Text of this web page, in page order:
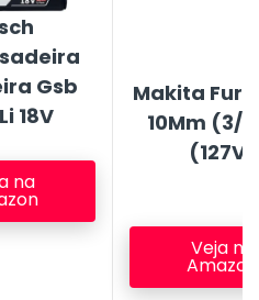
Gsb
18V
na
Makita
10Mm (3/
(127V)
Veja na
Amazon